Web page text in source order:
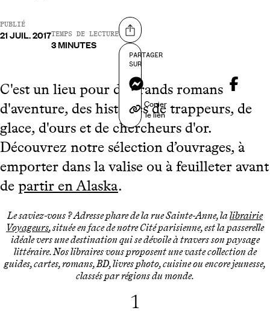
PUBLIÉ
21 JUIL. 2017TEMPS DE LECTURE
3 MINUTES
Partager sur
PARTAGER
SUR
Messenger
Copier
le lien
C'est un lieu pour de grands romans
d'aventure, des histoires de trappeurs, de
glace, d'ours et de chercheurs d'or.
Découvrez notre sélection d’ouvrages, à
emporter dans la valise ou à feuilleter avant
de partir en Alaska.
Le saviez-vous ? Adresse phare de la rue Sainte-Anne, lalibrairie
Voyageurs, située en face de notre Cité parisienne, est la passerelle
idéale vers une destination qui se dévoile à travers son paysage
littéraire. Nos libraires vous proposent une vaste collection de
guides, cartes, romans, BD, livres photo, cuisine ou encore jeunesse,
classés par régions du monde.
1